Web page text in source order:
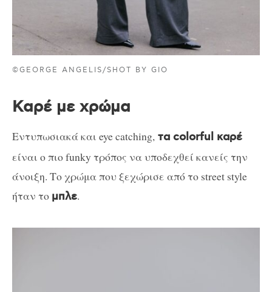
©GEORGE ANGELIS/SHOT BY GIO
Καρέ με χρώμα
Εντυπωσιακά και eye catching, τα colorful καρέ
είναι ο πιο funky τρόπος να υποδεχθεί κανείς την
άνοιξη. Το χρώμα που ξεχώρισε από το street style
ήταν το μπλε.